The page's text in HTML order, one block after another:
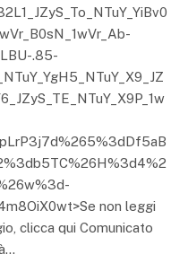
.85-
non leggi
clicca qui Comunicato